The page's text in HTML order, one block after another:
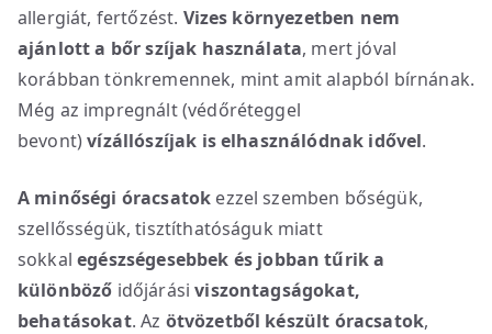
allergiát, fertőzést. Vizes környezetben nem
ajánlott a bőr szíjak használata, mert jóval
korábban tönkremennek, mint amit alapból bírnának.
Még az impregnált (védőréteggel
bevont)vízállószíjak is elhasználódnak idővel.
A minőségi óracsatok ezzel szemben bőségük,
szellősségük, tisztíthatóságuk miatt
sokkalegészségesebbek és jobban tűrik a
különböző időjárásiviszontagságokat,
behatásokat. Az ötvözetből készült óracsatok,